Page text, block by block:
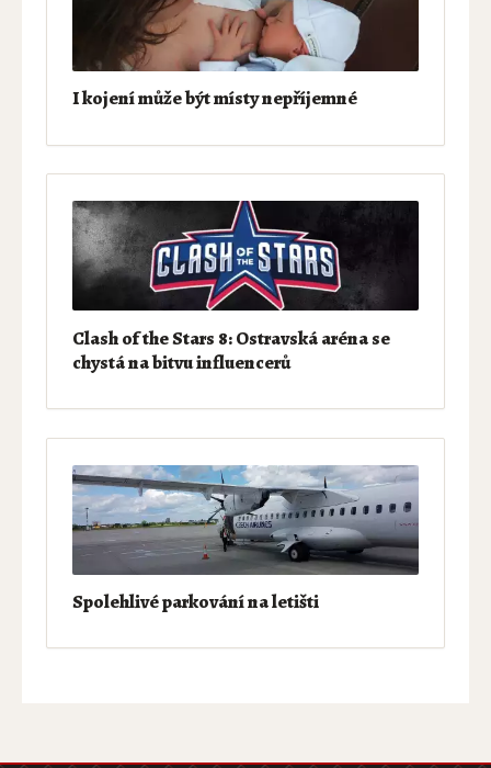
I kojení může být místy nepříjemné
Clash of the Stars 8: Ostravská aréna se
chystá na bitvu influencerů
Spolehlivé parkování na letišti